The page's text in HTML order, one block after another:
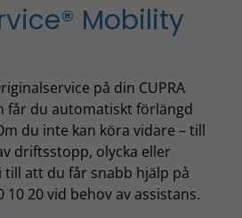
Mobility
på din CUPRA
får du automatiskt förlängd
du inte kan köra vidare – till
driftsstopp, olycka eller
till att du får snabb hjälp på
10 20 vid behov av assistans.